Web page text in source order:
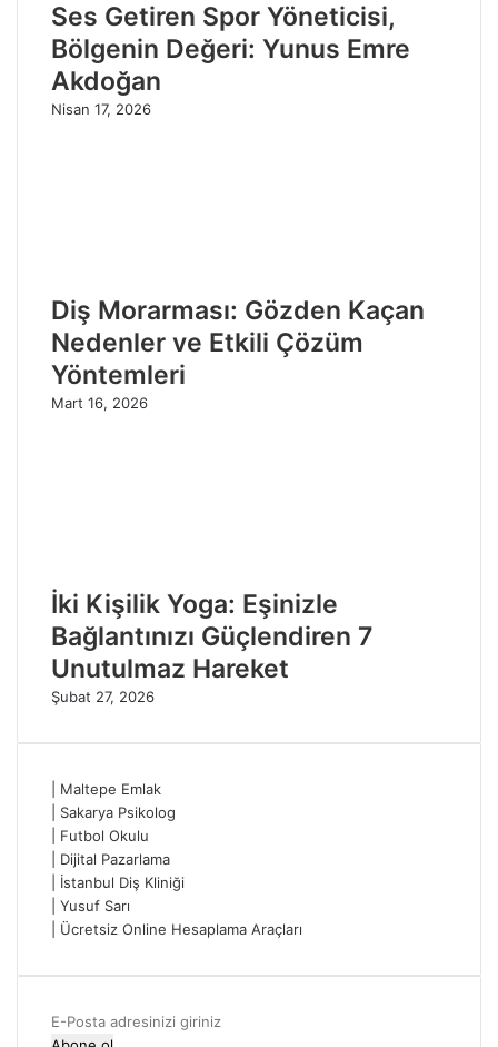
Ses Getiren Spor Yöneticisi,
Bölgenin Değeri: Yunus Emre
Akdoğan
Nisan 17, 2026
Diş Morarması: Gözden Kaçan
Nedenler ve Etkili Çözüm
Yöntemleri
Mart 16, 2026
İki Kişilik Yoga: Eşinizle
Bağlantınızı Güçlendiren 7
Unutulmaz Hareket
Şubat 27, 2026
Maltepe Emlak
Sakarya Psikolog
Futbol Okulu
Dijital Pazarlama
İstanbul Diş Kliniği
Yusuf Sarı
Ücretsiz Online Hesaplama Araçları
E-